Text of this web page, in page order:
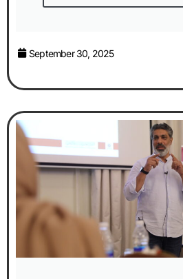
September 30, 2025